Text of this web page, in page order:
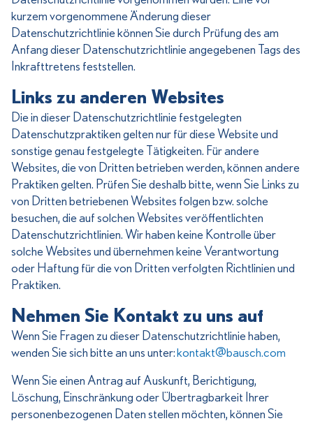
kurzem vorgenommene Änderung dieser
Datenschutzrichtlinie können Sie durch Prüfung des am
Anfang dieser Datenschutzrichtlinie angegebenen Tags des
Inkrafttretens feststellen.
Links zu anderen Websites
Die in dieser Datenschutzrichtlinie festgelegten
Datenschutzpraktiken gelten nur für diese Website und
sonstige genau festgelegte Tätigkeiten. Für andere
Websites, die von Dritten betrieben werden, können andere
Praktiken gelten. Prüfen Sie deshalb bitte, wenn Sie Links zu
von Dritten betriebenen Websites folgen bzw. solche
besuchen, die auf solchen Websites veröffentlichten
Datenschutzrichtlinien. Wir haben keine Kontrolle über
solche Websites und übernehmen keine Verantwortung
oder Haftung für die von Dritten verfolgten Richtlinien und
Praktiken.
Nehmen Sie Kontakt zu uns auf
Wenn Sie Fragen zu dieser Datenschutzrichtlinie haben,
wenden Sie sich bitte an uns unter:kontakt@bausch.com
Wenn Sie einen Antrag auf Auskunft, Berichtigung,
Löschung, Einschränkung oder Übertragbarkeit Ihrer
personenbezogenen Daten stellen möchten, können Sie